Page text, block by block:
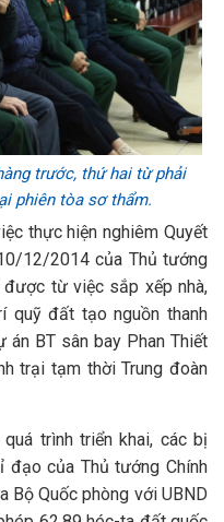
trước, thứ hai từ phải
phiên tòa sơ thẩm.
thực hiện nghiêm Quyết
12/2014 của Thủ tướng
từ việc sắp xếp nhà,
quỹ đất tạo nguồn thanh
BT sân bay Phan Thiết
trại tạm thời Trung đoàn
trình triển khai, các bị
đạo của Thủ tướng Chính
Bộ Quốc phòng với UBND